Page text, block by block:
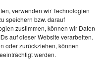
verwenden wir Technologien
speichern bzw. darauf
zustimmen, können wir Daten
auf dieser Website verarbeiten.
oder zurückziehen, können
werden.